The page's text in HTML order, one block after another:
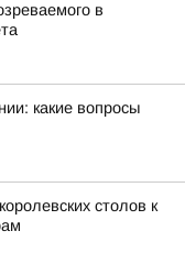
в
какие вопросы
столов к